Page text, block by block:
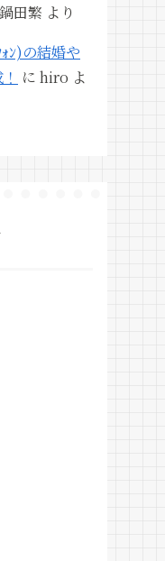
鍋田繁 より
ｫﾝ)の結婚や
に hiro よ